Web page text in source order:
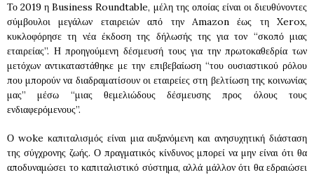
Το 2019 η Business Roundtable, μέλη της οποίας είναι οι διευθύνοντες
σύμβουλοι μεγάλων εταιρειών από την Amazon έως τη Xerox,
κυκλοφόρησε τη νέα έκδοση της δήλωσής της για τον “σκοπό μιας
εταιρείας”. Η προηγούμενη δέσμευσή τους για την πρωτοκαθεδρία των
μετόχων αντικαταστάθηκε με την επιβεβαίωση “του ουσιαστικού ρόλου
που μπορούν να διαδραματίσουν οι εταιρείες στη βελτίωση της κοινωνίας
μας” μέσω “μιας θεμελιώδους δέσμευσης προς όλους τους
ενδιαφερόμενους”.
Ο woke καπιταλισμός είναι μια αυξανόμενη και ανησυχητική διάσταση
της σύγχρονης ζωής. Ο πραγματικός κίνδυνος μπορεί να μην είναι ότι θα
αποδυναμώσει το καπιταλιστικό σύστημα, αλλά μάλλον ότι θα εδραιώσει